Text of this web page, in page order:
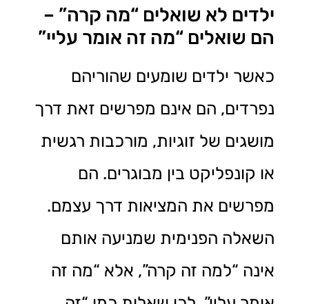
ילדים לא שואלים “מה קרה” –
הם שואלים “מה זה אומר עליי”
כאשר ילדים שומעים שהוריהם
נפרדים, הם אינם מפרשים זאת דרך
מושגים של זוגיות, מורכבות רגשית
או קונפליקט בין מבוגרים. הם
מפרשים את המציאות דרך עצמם.
השאלה הפנימית שמניעה אותם
אינה “למה זה קרה”, אלא “מה זה